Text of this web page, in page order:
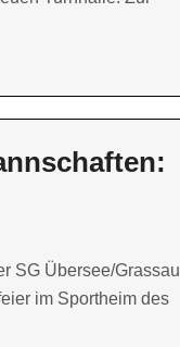
SG Übersee/Grassau
im Sportheim des